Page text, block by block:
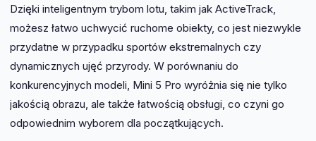
Dzięki inteligentnym trybom lotu, takim jak ActiveTrack,
możesz łatwo uchwycić ruchome obiekty, co jest niezwykle
przydatne w przypadku sportów ekstremalnych czy
dynamicznych ujęć przyrody. W porównaniu do
konkurencyjnych modeli, Mini 5 Pro wyróżnia się nie tylko
jakością obrazu, ale także łatwością obsługi, co czyni go
odpowiednim wyborem dla początkujących.